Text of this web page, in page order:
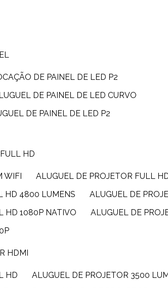
DE PAINEL DE LED P2
ALUGUEL DE PAINEL DE LED CURVO
DE PAINEL DE LED P2
FULL HD
WIFI
ALUGUEL DE PROJETOR FULL
HD 4800 LUMENS
ALUGUEL DE
HD 1080P NATIVO
ALUGUEL DE
HDMI
HD
ALUGUEL DE PROJETOR 3500